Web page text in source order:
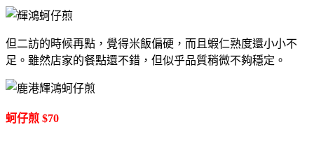
但二訪的時候再點，覺得米飯偏硬，而且蝦仁熟度還小小不
足。雖然店家的餐點還不錯，但似乎品質稍微不夠穩定。
蚵仔煎 $70